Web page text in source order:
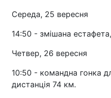
Середа, 25 вересня
14:50 - змішана
Четвер, 26 вересня
10:50 - командна гонка
дистанція 74 км.